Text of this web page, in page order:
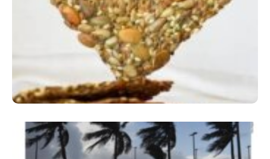
Comer Bem: Cracker De Sementes